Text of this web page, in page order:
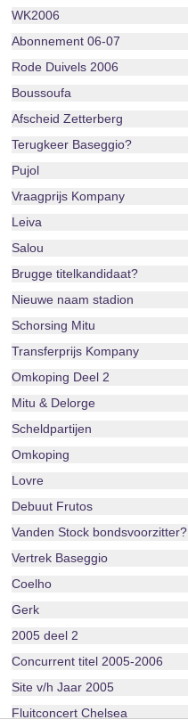
WK2006
Abonnement 06-07
Rode Duivels 2006
Boussoufa
Afscheid Zetterberg
Terugkeer Baseggio?
Pujol
Vraagprijs Kompany
Leiva
Salou
Brugge titelkandidaat?
Nieuwe naam stadion
Schorsing Mitu
Transferprijs Kompany
Omkoping Deel 2
Mitu & Delorge
Scheldpartijen
Omkoping
Lovre
Debuut Frutos
Vanden Stock bondsvoorzitter?
Vertrek Baseggio
Coelho
Gerk
2005 deel 2
Concurrent titel 2005-2006
Site v/h Jaar 2005
Fluitconcert Chelsea